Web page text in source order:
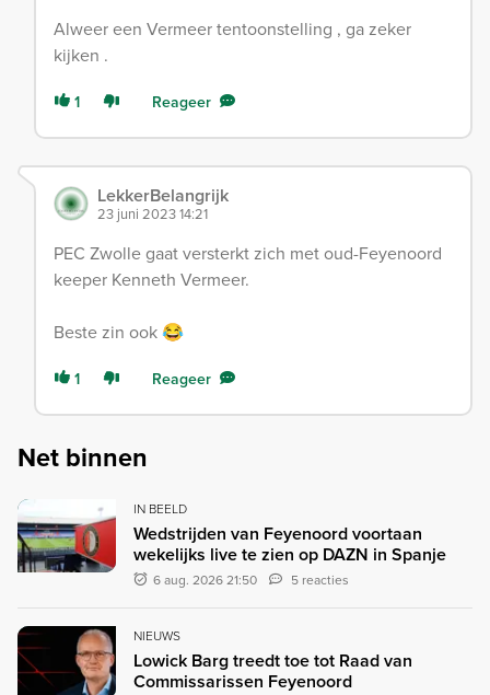
Alweer een Vermeer tentoonstelling , ga zeker
kijken .
1 Reageer
LekkerBelangrijk
23 juni 2023 14:21
PEC Zwolle gaat versterkt zich met oud-Feyenoord
keeper Kenneth Vermeer.
Beste zin ook 😂
1 Reageer
Net binnen
IN BEELD
Wedstrijden van Feyenoord voortaan
wekelijks live te zien op DAZN in Spanje
6 aug. 2026 21:50 5 reacties
NIEUWS
Lowick Barg treedt toe tot Raad van
Commissarissen Feyenoord